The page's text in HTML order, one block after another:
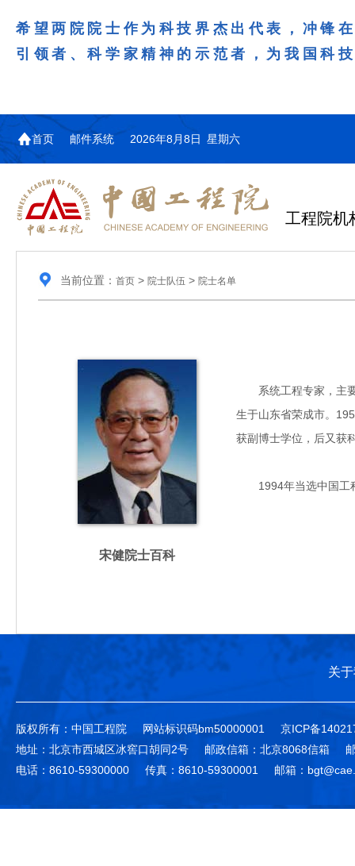
希望两院院士作为科技界杰出代表，冲锋
引领者、科学家精神的示范者，为我国科
首页 邮件系统 2026年8月8日 星期六
工程院机
当前位置： 首页> 院士队伍 > 院士名单
宋健院士百科
系统工程专家，主要
生于山东省荣成市。
获副博士学位，后又获
1994年当选中国工
关
版权所有：中国工程院 网站标识码bm50000001
京ICP备
地址：北京市西城区冰窖口胡同2号
邮政信箱：北京8068信箱
电话：8610-59300000
传真：8610-59300001 邮箱：